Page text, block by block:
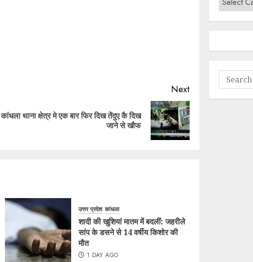
Next
कांधला थाना क्षेत्र मे एक बार फिर दिख तेंदुए कै दिख
जाने से खौफ
उत्तर प्रदेश कांधला
शादी की खुशियां मातम में बदलीं: जहरीले
सांप के डसने से 14 वर्षीय किशोर की
मौत
1 DAY AGO